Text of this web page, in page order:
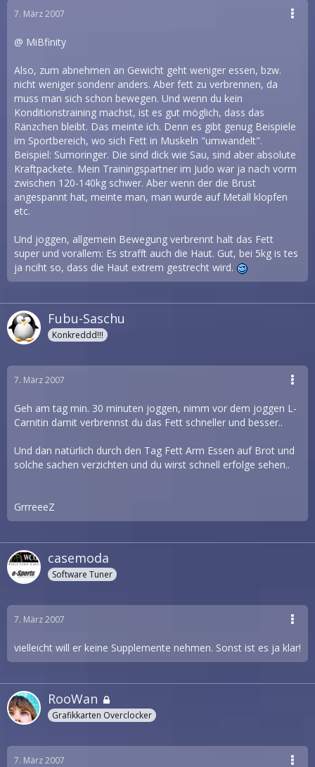
7. März 2007
@ MiBfinity
Also, zum abnehmen an Gewicht geht weniger essen, bzw.
nicht weniger sondenr anders. Aber fett zu verbrennen, da
muss man sich schon bewegen. Und wenn du kein
Konditionstraining machst, ist es gut möglich, dass das
Ränzchen bleibt. Das meinte ich. Denn es gibt genug Beispiele
im Sportbereich, wo sich Fett in Muskeln "umwandelt".
Beispiel: Sumoringer. Die sind dick wie Sau, sind aber absolute
Kraftpackete. Mein Trainingspartner im Judo war ja nach vorm
zwischen 120-140kg schwer. Aber wenn der die Brust
angespannt hat, meinte man, man wurde auf Metall klopfen
etc.
Und joggen, allgemein Bewegung verbrennt halt das Fett
super und vorallem: Es strafft auch die Haut. Gut, bei 5kg is tes
ja nciht so, dass die Haut extrem gestrecht wird.
Fubu-Saschu
Konkreddd!!!
7. März 2007
Geh am tag min. 30 minuten joggen, nimm vor dem joggen L-
Carnitin damit verbrennst du das Fett schneller und besser..
Und dan natürlich durch den Tag Fett Arm Essen auf Brot und
solche sachen verzichten und du wirst schnell erfolge sehen..
GrrreeeZ
casemoda
Software Tuner
7. März 2007
vielleicht will er keine Supplemente nehmen. Sonst ist es ja klar!
RooWan
Grafikkarten Overclocker
7. März 2007